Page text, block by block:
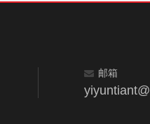
邮箱